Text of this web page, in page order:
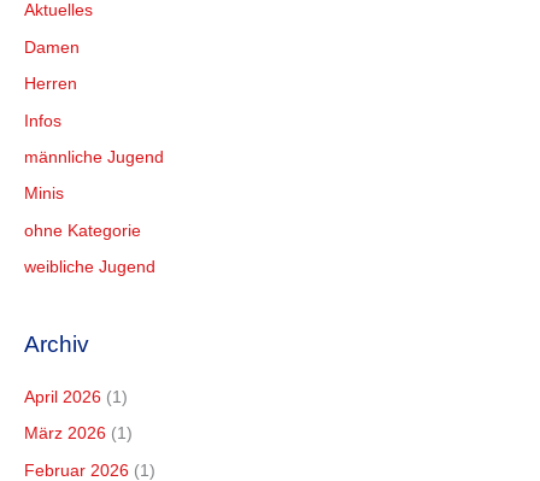
Aktuelles
Damen
Herren
Infos
männliche Jugend
Minis
ohne Kategorie
weibliche Jugend
Archiv
April 2026 (1)
März 2026 (1)
Februar 2026 (1)